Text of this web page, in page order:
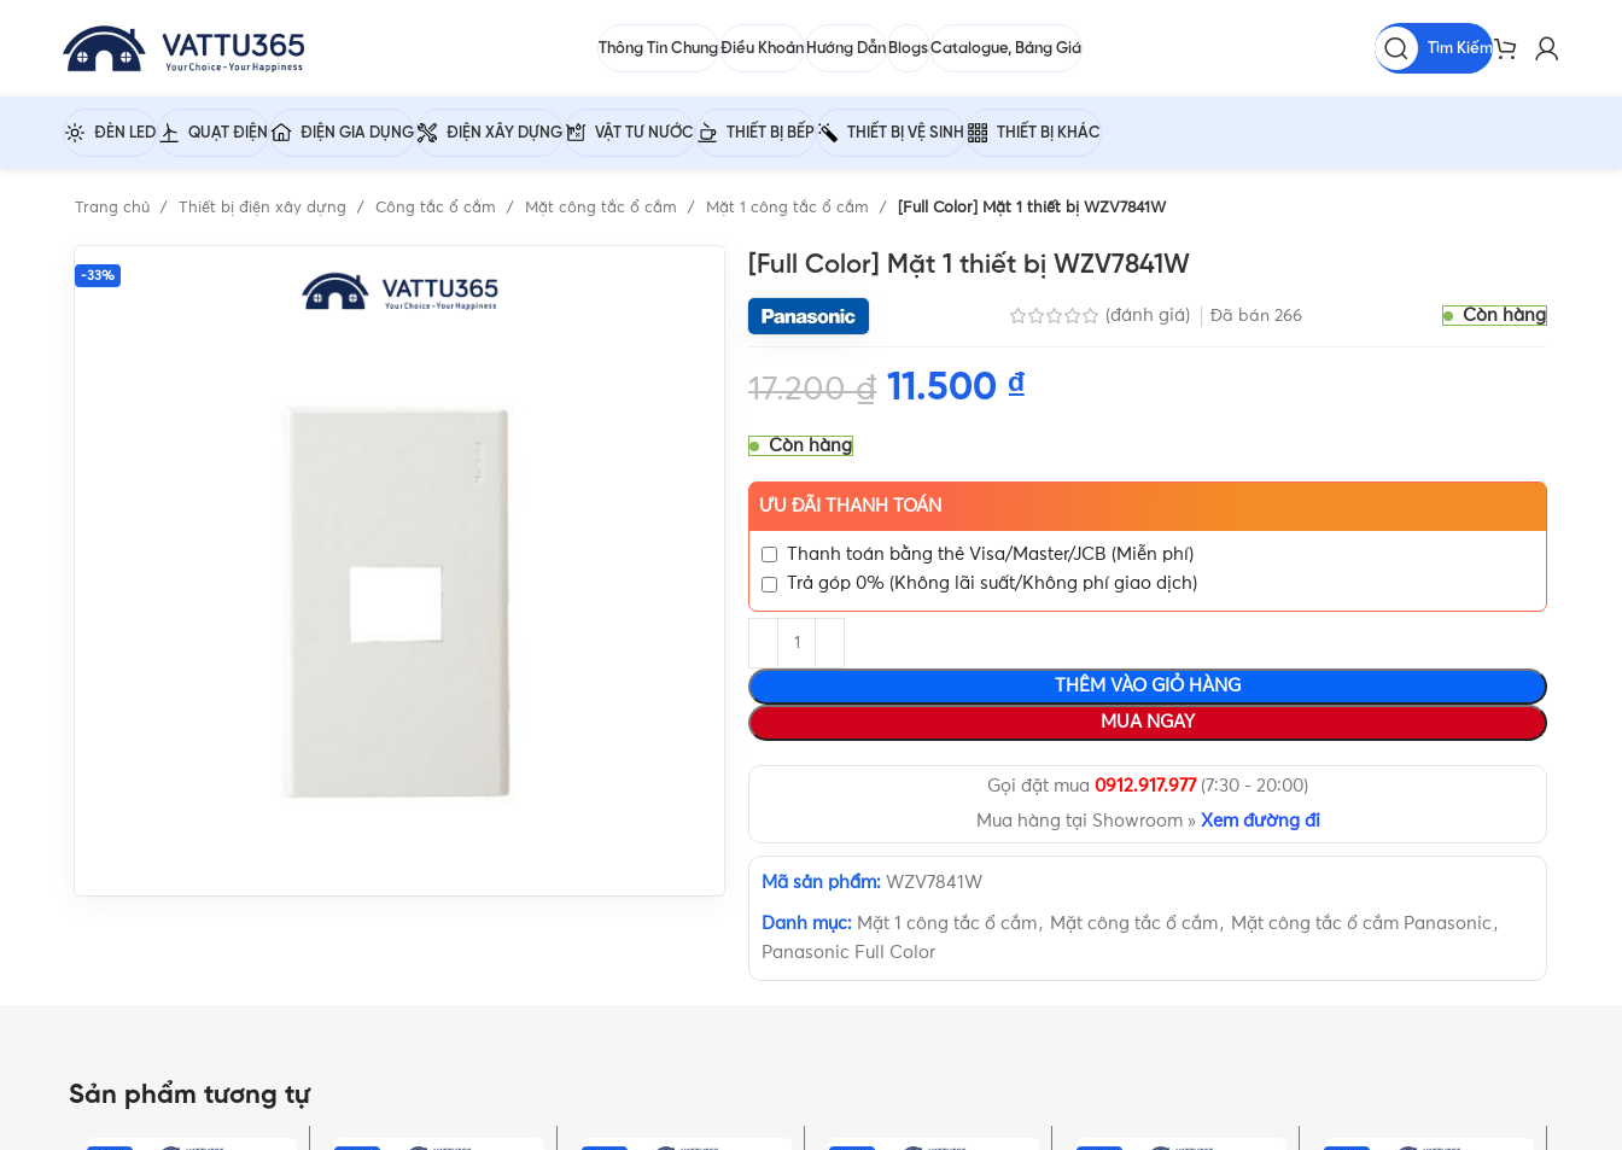
Thông Tin ChungĐiều Khoản Hướng Dẫn BlogsCatalogue, Bảng Giá Tìm Kiếm
ĐÈN LED QUẠT ĐIỆN ĐIỆN GIA DỤNG ĐIỆN XÂY DỰNG VẬT TƯ NƯỚC THIẾT BỊ BẾP THIẾT BỊ VỆ SINH THIẾT BỊ KHÁC
Trang chủ Thiết bị điện xây dựng Công tắc ổ cắm Mặt công tắc ổ cắm Mặt 1 công tắc ổ cắm [Full Color] Mặt 1 thiết bị WZV7841W
-33% [Full Color] Mặt 1 thiết bị WZV7841W
(đánh giá) Đã bán 266 Còn hàng
17.200₫ 11.500 ₫
Còn hàng
ƯU ĐÃI THANH TOÁN
Thanh toán bằng thẻ Visa/Master/JCB (Miễn phí)
Trả góp 0% (Không lãi suất/Không phí giao dịch)
THÊM VÀO GIỎ HÀNG
MUA NGAY
Gọi đặt mua 0912.917.977(7:30 - 20:00)
Mua hàng tại Showroom » Xem đường đi
Mã sản phẩm: WZV7841W
Danh mục: Mặt 1 công tắc ổ cắm, Mặt công tắc ổ cắm, Mặt công tắc ổ cắm Panasonic ,
Panasonic Full Color
Sản phẩm tương tự